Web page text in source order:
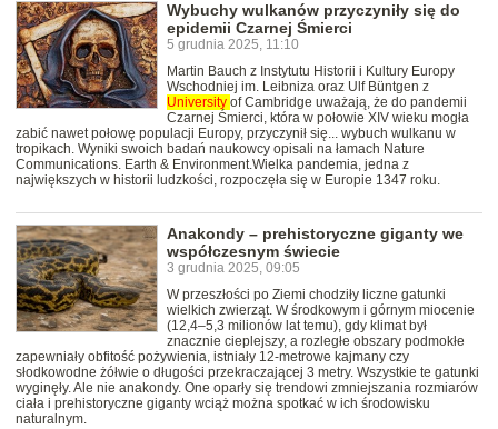
Wybuchy wulkanów przyczyniły się do
epidemii Czarnej Śmierci
5 grudnia 2025, 11:10
Martin Bauch z Instytutu Historii i Kultury Europy
Wschodniej im. Leibniza oraz Ulf Büntgen z
University of Cambridge uważają, że do pandemii
Czarnej Śmierci, która w połowie XIV wieku mogła
zabić nawet połowę populacji Europy, przyczynił się... wybuch wulkanu w
tropikach. Wyniki swoich badań naukowcy opisali na łamach Nature
Communications. Earth & Environment.Wielka pandemia, jedna z
największych w historii ludzkości, rozpoczęła się w Europie 1347 roku.
Anakondy – prehistoryczne giganty we
współczesnym świecie
3 grudnia 2025, 09:05
W przeszłości po Ziemi chodziły liczne gatunki
wielkich zwierząt. W środkowym i górnym miocenie
(12,4–5,3 milionów lat temu), gdy klimat był
znacznie cieplejszy, a rozległe obszary podmokłe
zapewniały obfitość pożywienia, istniały 12-metrowe kajmany czy
słodkowodne żółwie o długości przekraczającej 3 metry. Wszystkie te gatunki
wyginęły. Ale nie anakondy. One oparły się trendowi zmniejszania rozmiarów
ciała i prehistoryczne giganty wciąż można spotkać w ich środowisku
naturalnym.